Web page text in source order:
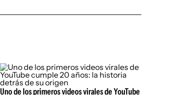
Uno de los primeros videos virales de YouTube